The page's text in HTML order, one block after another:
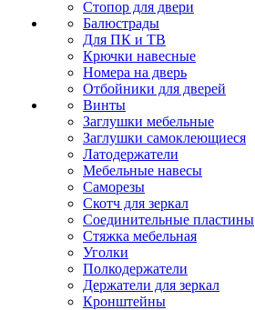
Стопор для двери
Балюстрады
Для ПК и ТВ
Крючки навесные
Номера на дверь
Отбойники для дверей
Винты
Заглушки мебельные
Заглушки самоклеющиеся
Латодержатели
Мебельные навесы
Саморезы
Скотч для зеркал
Соединительные пластины
Стяжка мебельная
Уголки
Полкодержатели
Держатели для зеркал
Кронштейны